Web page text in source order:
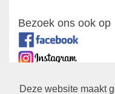
Deze website maakt
Bezoek ons ook op
Zustergemeente